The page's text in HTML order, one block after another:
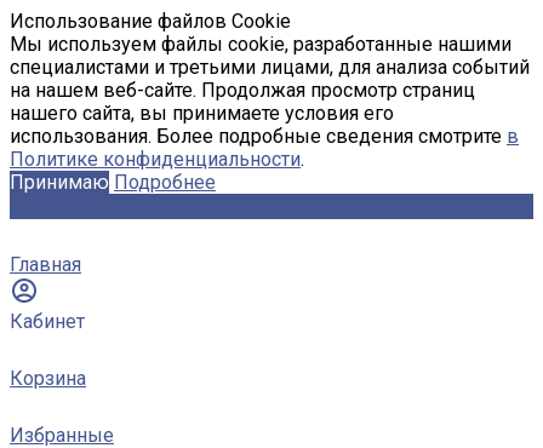
Использование файлов Cookie
Мы используем файлы cookie, разработанные нашими
специалистами и третьими лицами, для анализа событий
на нашем веб-сайте. Продолжая просмотр страниц
нашего сайта, вы принимаете условия его
использования. Более подробные сведения смотрите в
Политике конфиденциальности.
Принимаю Подробнее
Главная
Кабинет
Корзина
Избранные